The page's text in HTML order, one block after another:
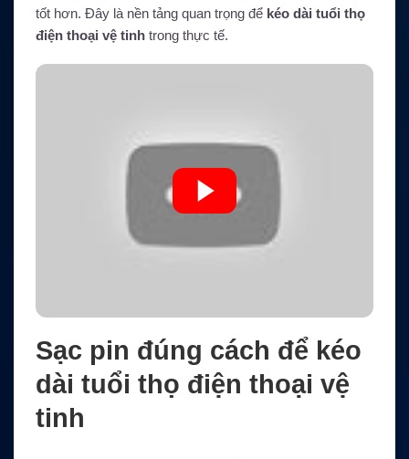
tốt hơn. Đây là nền tảng quan trọng để kéo dài tuổi thọ
điện thoại vệ tinh trong thực tế.
Sạc pin đúng cách để kéo
dài tuổi thọ điện thoại vệ
tinh